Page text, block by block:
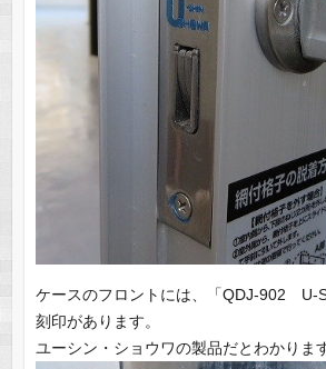
ケースのフロントには、「QDJ-902 U-
刻印があります。
ユーシン・ショウワの製品だとわかります